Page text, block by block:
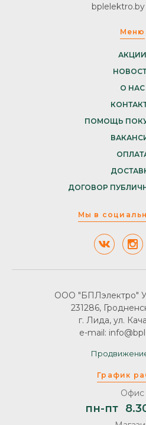
Меню
АКЦИИ
О НАС
ПОМОЩЬ
ДОГОВОР
Мы в
График
Офис
пн-пт
ООО "БПЛэлектро"
231286,
г. Лида, ул.
e-mail: